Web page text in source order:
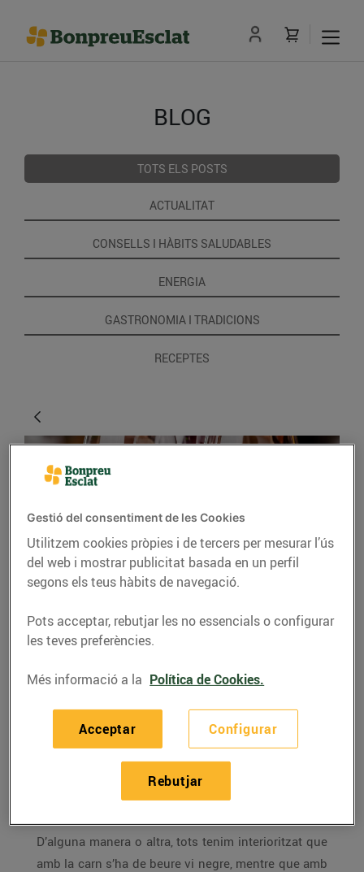
BLOG
TOTS ELS POSTS
ACTUALITAT
CONSELLS I HÀBITS SALUDABLES
ENERGIA
GASTRONOMIA I TRADICIONS
RECEPTES
Maridatges que no
03/de setembre/2020
Per a la carn, vi negre i, per al peix vi blanc. Segur?
No necessàriament, per això et proposem maridatges
que s’allunyen dels cànons establerts i que et
D’alguna manera o altra, tots tenim interioritzat que
amb la carn s’ha de beure vi negre, mentre que amb
Gestió del consentiment de les Cookies
Utilitzem cookies pròpies i de tercers per mesurar l’ús
del web i mostrar publicitat basada en un perfil
segons els teus hàbits de navegació.
Pots acceptar, rebutjar les no essencials o configurar
les teves preferències.
Més informació a la Política de Cookies.
Configurar
Rebutjar
Acceptar